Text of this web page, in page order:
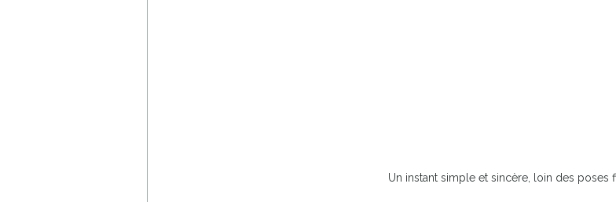
Un instant simple et sincère, loin des poses